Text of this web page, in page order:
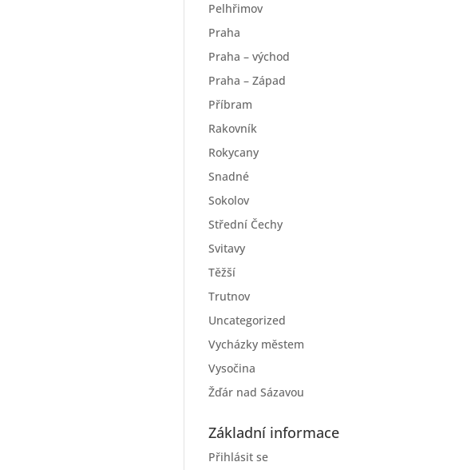
Pelhřimov
Praha
Praha – východ
Praha – Západ
Příbram
Rakovník
Rokycany
Snadné
Sokolov
Střední Čechy
Svitavy
Těžší
Trutnov
Uncategorized
Vycházky městem
Vysočina
Žďár nad Sázavou
Základní informace
Přihlásit se